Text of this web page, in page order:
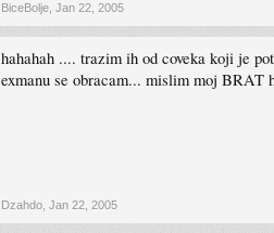
BiceBolje Jan 22, 2005
hahahah .... trazim ih od coveka koji je
exmanu se obracam... mislim moj BRAT
Dzahdo Jan 22, 2005